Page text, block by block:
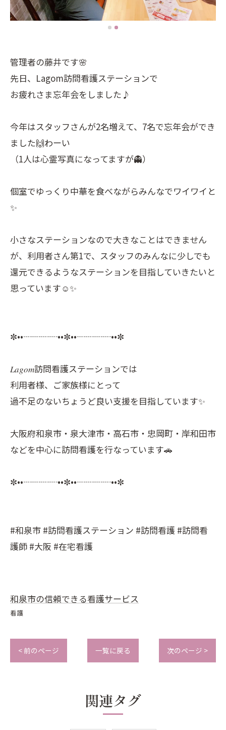
管理者の藤井です🌸
先日、Lagom訪問看護ステーションで
お疲れさま忘年会をしました♪
今年はスタッフさんが2名増えて、7名で忘年会ができ
ました🙌わーい
（1人は心霊写真になってますが👻）
個室でゆっくり中華を食べながらみんなでワイワイと
✨
小さなステーションなので大きなことはできません
が、利用者さん第1で、スタッフのみんなに少しでも
還元できるようなステーションを目指していきたいと
思っています☺️✨
✼••┈┈┈┈••✼••┈┈┈┈••✼
𝐿𝑎𝑔𝑜𝑚訪問看護ステーションでは
利用者様、ご家族様にとって
過不足のないちょうど良い支援を目指しています✨
大阪府和泉市・泉大津市・高石市・忠岡町・岸和田市
などを中心に訪問看護を行なっています🚗
✼••┈┈┈┈••✼••┈┈┈┈••✼
#和泉市 #訪問看護ステーション #訪問看護 #訪問看
護師 #大阪 #在宅看護
和泉市の信頼できる看護サービス
看護
< 前のページ 一覧に戻る 次のページ >
関連タグ